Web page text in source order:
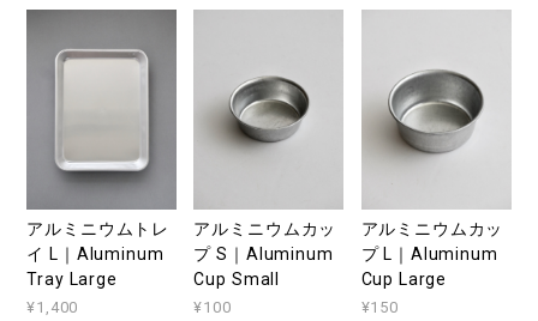
アルミニウムトレ
イ L｜Aluminum
Tray Large
¥1,400
アルミニウムカッ
プ S｜Aluminum
Cup Small
¥100
アルミニウムカッ
プ L｜Aluminum
Cup Large
¥150